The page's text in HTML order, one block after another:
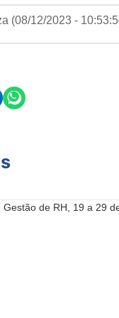
(08/12/2023 -